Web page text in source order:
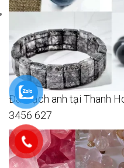
Đá thạch anh tại Thanh
3456 627